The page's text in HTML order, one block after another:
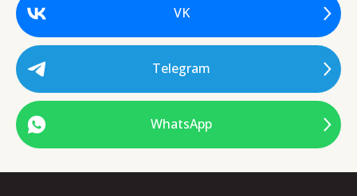
VK
Telegram
WhatsApp